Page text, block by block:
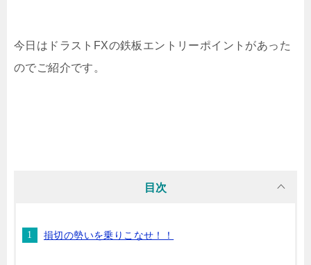
今日はドラストFXの鉄板エントリーポイントがあった
のでご紹介です。
目次
損切の勢いを乗りこなせ！！